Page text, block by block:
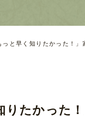
っと早く知りたかった！
りたかった